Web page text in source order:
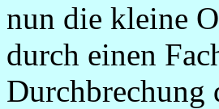
nun die kleine
durch einen
Durchbrechung